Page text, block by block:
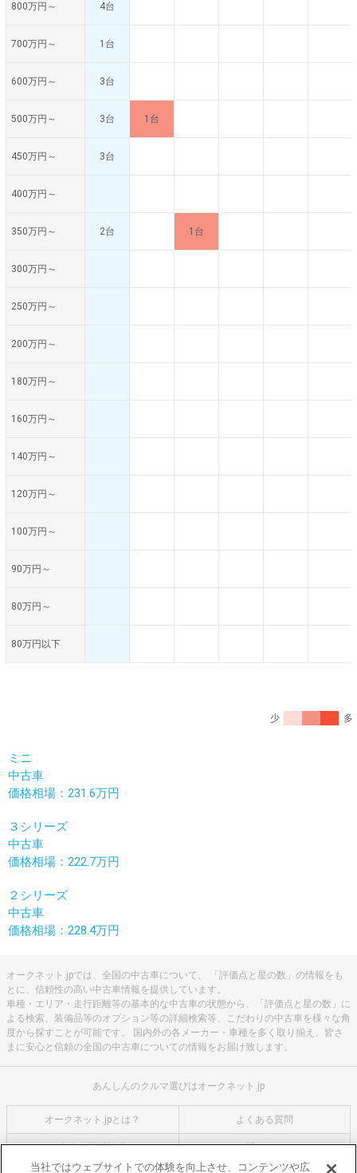
800万円～
700万円～
600万円～
500万円～
450万円～
400万円～
350万円～
300万円～
250万円～
200万円～
180万円～
160万円～
140万円～
120万円～
100万円～
90万円～
80万円～
80万円以下
4台
1台
3台
3台 1台
3台
2台 1台
少 多
ミニ
中古車
価格相場：231.6万円
３シリーズ
中古車
価格相場：222.7万円
２シリーズ
中古車
価格相場：228.4万円
オークネット.jpでは、全国の中古車について、 「評価点と星の数」の情報をも
とに、信頼性の高い中古車情報を提供しています。
車種・エリア・走行距離等の基本的な中古車の状態から、「評価点と星の数」に
よる検索、装備品等のオプション等の詳細検索等、こだわりの中古車を様々な角
度から探すことが可能です。 国内外の各メーカー・車種を多く取り揃え、皆さ
まに安心と信頼の全国の中古車についての情報をお届け致します。
あんしんのクルマ選びはオークネット.jp
オークネット.jpとは？ よくある質問
中古車用語説明 お問い合わせ
当社ではウェブサイトでの体験を向上させ、コンテンツや広